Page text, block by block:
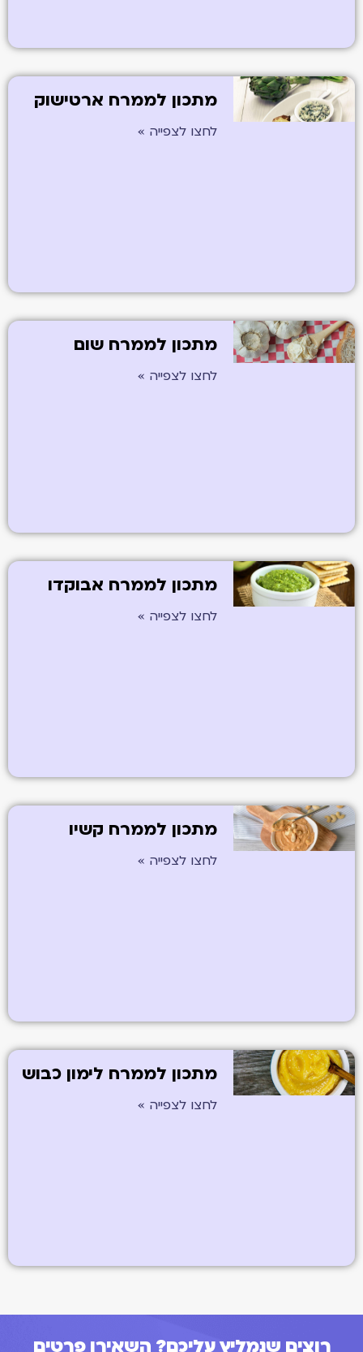
מתכון לממרח ארטישוק
לחצו לצפייה »
מתכון לממרח שום
לחצו לצפייה »
מתכון לממרח אבוקדו
לחצו לצפייה »
מתכון לממרח קשיו
לחצו לצפייה »
מתכון לממרח לימון כבוש
לחצו לצפייה »
רוצים שנמליץ עליכם? השאירו פרטים